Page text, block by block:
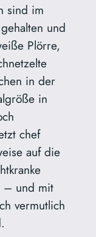
sind im
und
Plörre,
in der
in
chef
auf die
– und mit
vermutlich